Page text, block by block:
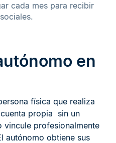
cada mes para recibir
en
física que realiza
propia sin un
profesionalmente
autónomo obtiene sus